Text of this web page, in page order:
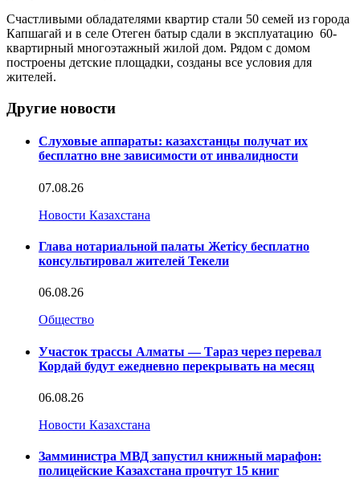
Счастливыми обладателями квартир стали 50 семей из города
Капшагай и в селе Отеген батыр сдали в эксплуатацию 60-
квартирный многоэтажный жилой дом. Рядом с домом
построены детские площадки, созданы все условия для
жителей.
Другие новости
Слуховые аппараты: казахстанцы получат их
бесплатно вне зависимости от инвалидности
07.08.26
Новости Казахстана
Глава нотариальной палаты Жетісу бесплатно
консультировал жителей Текели
06.08.26
Общество
Участок трассы Алматы — Тараз через перевал
Кордай будут ежедневно перекрывать на месяц
06.08.26
Новости Казахстана
Замминистра МВД запустил книжный марафон:
полицейские Казахстана прочтут 15 книг